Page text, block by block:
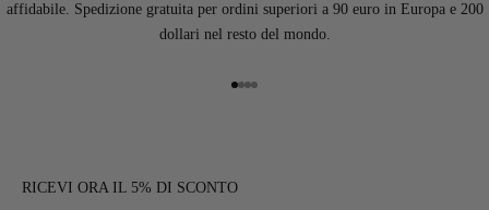
affidabile. Spedizione gratuita per ordini superiori a 90 euro in Europa e 200
dollari nel resto del mondo.
Vai all'articolo 1
Vai all'articolo 2
Vai all'articolo 3
Vai all'articolo 4
RICEVI ORA IL 5% DI SCONTO